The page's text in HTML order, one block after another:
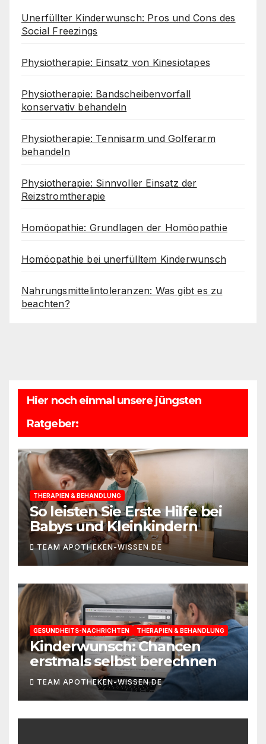
Unerfüllter Kinderwunsch: Pros und Cons des
Social Freezings
Physiotherapie: Einsatz von Kinesiotapes
Physiotherapie: Bandscheibenvorfall
konservativ behandeln
Physiotherapie: Tennisarm und Golferarm
behandeln
Physiotherapie: Sinnvoller Einsatz der
Reizstromtherapie
Homöopathie: Grundlagen der Homöopathie
Homöopathie bei unerfülltem Kinderwunsch
Nahrungsmittelintoleranzen: Was gibt es zu
beachten?
Hier noch einmal unsere jüngsten
Ratgeber:
THERAPIEN & BEHANDLUNG
So leisten Sie Erste Hilfe bei
Babys und Kleinkindern
TEAM APOTHEKEN-WISSEN.DE
GESUNDHEITS-NACHRICHTEN THERAPIEN & BEHANDLUNG
Kinderwunsch: Chancen
erstmals selbst berechnen
TEAM APOTHEKEN-WISSEN.DE